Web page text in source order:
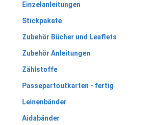
Einzelanleitungen
Stickpakete
Zubehör Bücher und Leaflets
Zubehör Anleitungen
Zählstoffe
Passepartoutkarten - fertig
Leinenbänder
Aidabänder